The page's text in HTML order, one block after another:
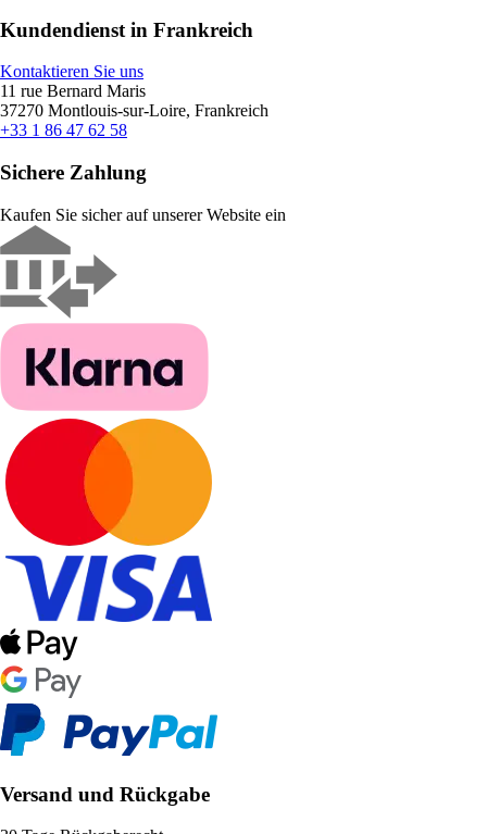
Kundendienst in Frankreich
Kontaktieren Sie uns
11 rue Bernard Maris
37270 Montlouis-sur-Loire, Frankreich
+33 1 86 47 62 58
Sichere Zahlung
Kaufen Sie sicher auf unserer Website ein
Versand und Rückgabe